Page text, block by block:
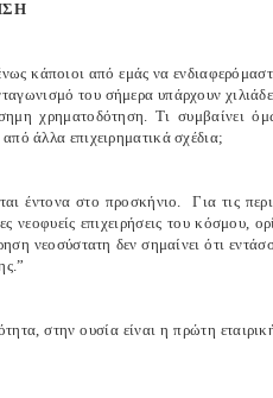
κάποιοι από εμάς να
του σήμερα υπάρχουν
χρηματοδότηση. Τι συμβαίνει
άλλα επιχειρηματικά σχέδια;
έντονα στο προσκήνιο. Για τις
επιχειρήσεις του κόσμου,
νεοσύστατη δεν σημαίνει ότι
στην ουσία είναι η πρώτη